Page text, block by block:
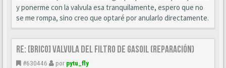
y ponerme con la valvula esa tranquilamente, espero que no
se me rompa, sino creo que optaré por anularlo directamente.
Re: [BRICO] Valvula del filtro de gasoil (reparación)
#630446 por pytu_fly